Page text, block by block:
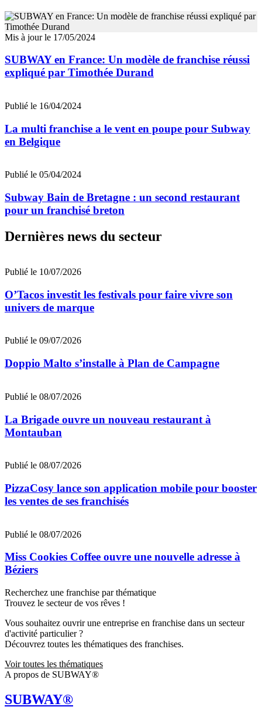
Mis à jour le 17/05/2024
SUBWAY en France: Un modèle de franchise réussi
expliqué par Timothée Durand
Publié le 16/04/2024
La multi franchise a le vent en poupe pour Subway
en Belgique
Publié le 05/04/2024
Subway Bain de Bretagne : un second restaurant
pour un franchisé breton
Dernières news du secteur
Publié le 10/07/2026
O’Tacos investit les festivals pour faire vivre son
univers de marque
Publié le 09/07/2026
Doppio Malto s’installe à Plan de Campagne
Publié le 08/07/2026
La Brigade ouvre un nouveau restaurant à
Montauban
Publié le 08/07/2026
PizzaCosy lance son application mobile pour booster
les ventes de ses franchisés
Publié le 08/07/2026
Miss Cookies Coffee ouvre une nouvelle adresse à
Béziers
Recherchez une franchise par thématique
Trouvez le secteur de vos rêves !
Vous souhaitez ouvrir une entreprise en franchise dans un secteur
d'activité particulier ?
Découvrez toutes les thématiques des franchises.
Voir toutes les thématiques
A propos de SUBWAY®
SUBWAY®